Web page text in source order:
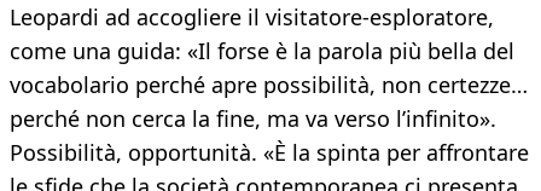
Leopardi ad accogliere il visitatore-esploratore,
come una guida: «Il forse è la parola più bella del
vocabolario perché apre possibilità, non certezze…
perché non cerca la fine, ma va verso l’infinito».
Possibilità, opportunità. «È la spinta per affrontare